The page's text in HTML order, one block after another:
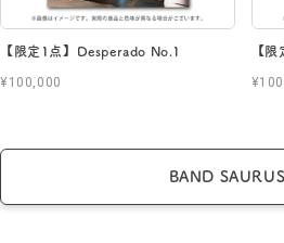
【限定1点】Desperado No.1
¥100,000
【
BAND